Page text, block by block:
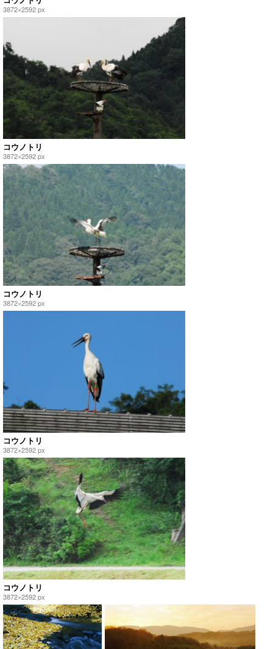
3872×2592 px
コウノトリ
3872×2592 px
コウノトリ
3872×2592 px
コウノトリ
3872×2592 px
コウノトリ
3872×2592 px